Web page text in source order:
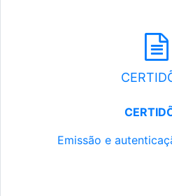
Emissão e